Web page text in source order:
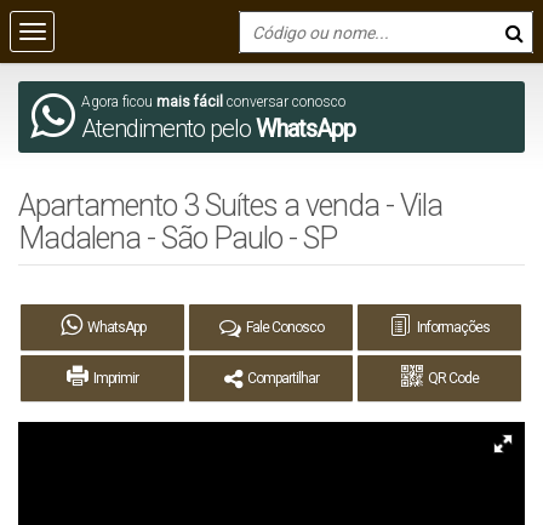
Agora ficou mais fácil conversar conosco
Atendimento peloWhatsApp
Apartamento 3 Suítes a venda - Vila
Madalena - São Paulo - SP
WhatsApp Fale Conosco Informações
Imprimir Compartilhar QR Code